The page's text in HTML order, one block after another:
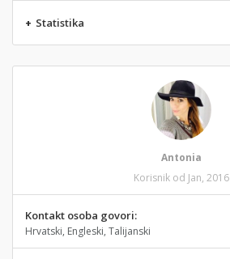
+ Statistika
Antonia
Korisnik od Jan, 2016
Kontakt osoba govori:
Hrvatski, Engleski, Talijanski